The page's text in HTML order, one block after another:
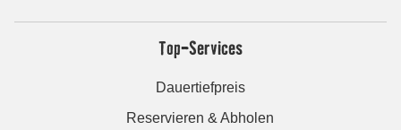
Top-Services
Dauertiefpreis
Reservieren & Abholen